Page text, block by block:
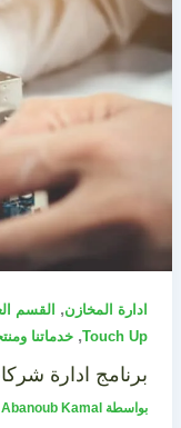
ادارة المخازن, القسم
Touch Up
, خدماتنا
برنامج ادارة
بواسطة Abanoub Kamal